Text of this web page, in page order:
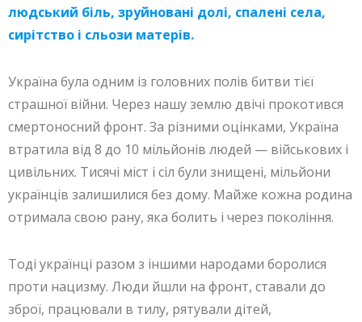
людський біль, зруйновані долі, спалені села,
сирітство і сльози матерів.
Україна була одним із головних полів битви тієї
страшної війни. Через нашу землю двічі прокотився
смертоносний фронт. За різними оцінками, Україна
втратила від 8 до 10 мільйонів людей — військових і
цивільних. Тисячі міст і сіл були знищені, мільйони
українців залишилися без дому. Майже кожна родина
отримала свою рану, яка болить і через покоління.
Тоді українці разом з іншими народами боролися
проти нацизму. Люди йшли на фронт, ставали до
зброї, працювали в тилу, рятували дітей,